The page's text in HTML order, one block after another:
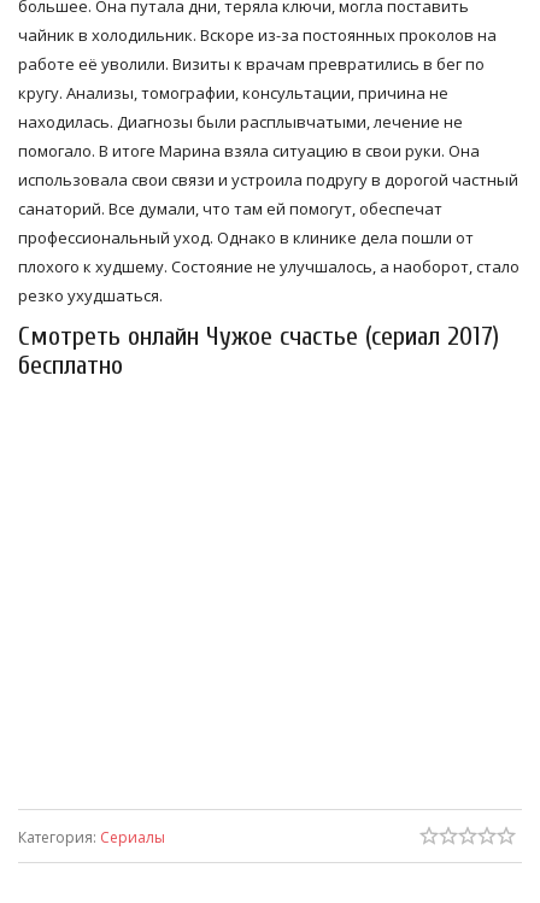
большее. Она путала дни, теряла ключи, могла поставить
чайник в холодильник. Вскоре из-за постоянных проколов на
работе её уволили. Визиты к врачам превратились в бег по
кругу. Анализы, томографии, консультации, причина не
находилась. Диагнозы были расплывчатыми, лечение не
помогало. В итоге Марина взяла ситуацию в свои руки. Она
использовала свои связи и устроила подругу в дорогой частный
санаторий. Все думали, что там ей помогут, обеспечат
профессиональный уход. Однако в клинике дела пошли от
плохого к худшему. Состояние не улучшалось, а наоборот, стало
резко ухудшаться.
Смотреть онлайн Чужое счастье (сериал 2017)
бесплатно
Категория: Сериалы